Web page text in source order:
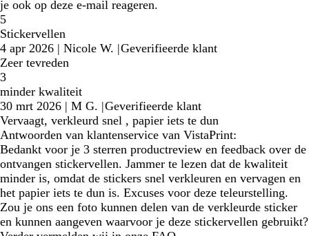
je ook op deze e-mail reageren.
5
Stickervellen
4 apr 2026 | Nicole W. |Geverifieerde klant
Zeer tevreden
3
minder kwaliteit
30 mrt 2026 | M G. |Geverifieerde klant
Vervaagt, verkleurd snel , papier iets te dun
Antwoorden van klantenservice van VistaPrint:
Bedankt voor je 3 sterren productreview en feedback over de
ontvangen stickervellen. Jammer te lezen dat de kwaliteit
minder is, omdat de stickers snel verkleuren en vervagen en
het papier iets te dun is. Excuses voor deze teleurstelling.
Zou je ons een foto kunnen delen van de verkleurde sticker
en kunnen aangeven waarvoor je deze stickervellen gebruikt?